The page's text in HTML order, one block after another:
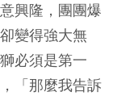
興隆，團團爆
變得強大無
必須是第一
「那麼我告訴